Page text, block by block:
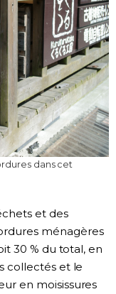
dans cet
et des
ménagères
30 % du total, en
collectés et le
en moisissures